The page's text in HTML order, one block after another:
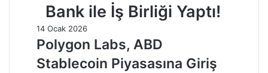
Bank ile İş Birliği Yaptı!
14 Ocak 2026
Polygon Labs, ABD
Stablecoin Piyasasına Giriş